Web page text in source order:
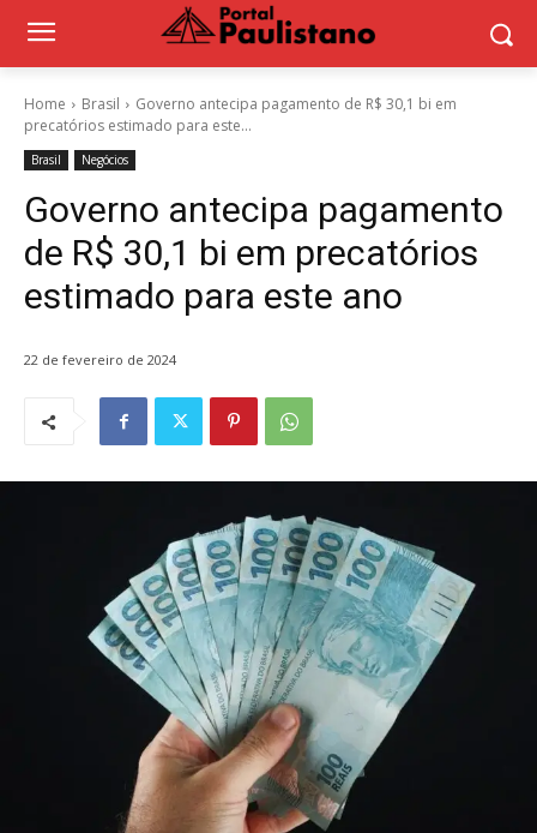
Home Brasil
Governo antecipa pagamento de R$ 30,1 bi em
precatórios estimado para este...
Brasil Negócios
Governo antecipa pagamento
de R$ 30,1 bi em precatórios
estimado para este ano
22 de fevereiro de 2024